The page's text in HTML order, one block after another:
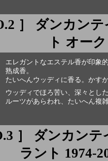
］ ダンカン
ト オー
エレガントなエステル香が印象
熟成香。
たいへんウッディに香る。かす
ウッディでほろ苦い、深々とし
ルーツがあらわれ、たいへん複
］ ダンカン
ラント 1974-